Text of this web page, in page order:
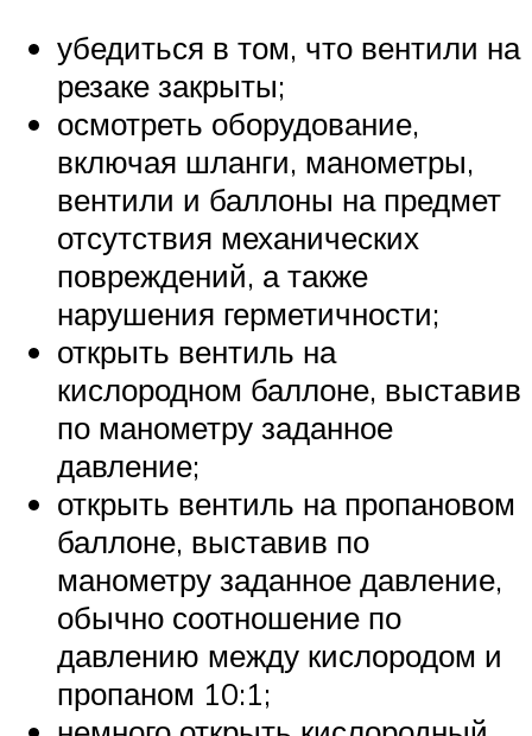
убедиться в том, что вентили на
резаке закрыты;
осмотреть оборудование,
включая шланги, манометры,
вентили и баллоны на предмет
отсутствия механических
повреждений, а также
нарушения герметичности;
открыть вентиль на
кислородном баллоне, выставив
по манометру заданное
давление;
открыть вентиль на пропановом
баллоне, выставив по
манометру заданное давление,
обычно соотношение по
давлению между кислородом и
пропаном 10:1;